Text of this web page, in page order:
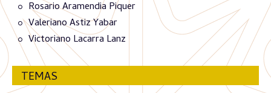
Rosario Aramendia Piquer
Valeriano Astiz Yabar
Victoriano Lacarra Lanz
TEMAS